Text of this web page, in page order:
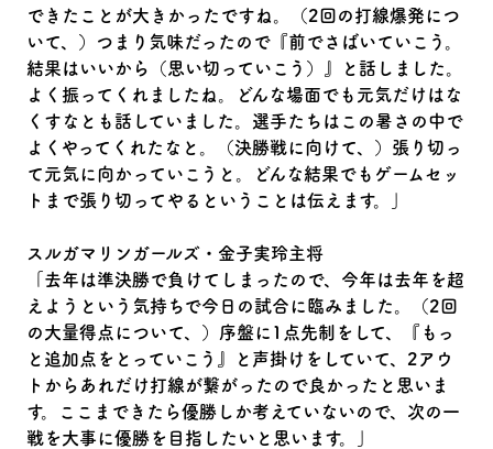
できたことが大きかったですね。（2回の打線爆発につ
いて、）つまり気味だったので『前でさばいていこう。
結果はいいから（思い切っていこう）』と話しました。
よく振ってくれましたね。どんな場面でも元気だけはな
くすなとも話していました。選手たちはこの暑さの中で
よくやってくれたなと。（決勝戦に向けて、）張り切っ
て元気に向かっていこうと。どんな結果でもゲームセッ
トまで張り切ってやるということは伝えます。」
スルガマリンガールズ・金子実玲主将
「去年は準決勝で負けてしまったので、今年は去年を超
えようという気持ちで今日の試合に臨みました。（2回
の大量得点について、）序盤に1点先制をして、『もっ
と追加点をとっていこう』と声掛けをしていて、2アウ
トからあれだけ打線が繋がったので良かったと思いま
す。ここまできたら優勝しか考えていないので、次の一
戦を大事に優勝を目指したいと思います。」